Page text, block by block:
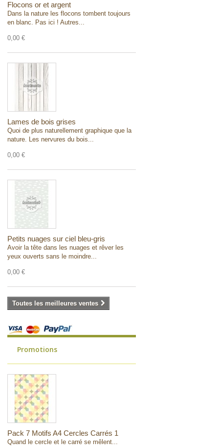
Flocons or et argent
Dans la nature les flocons tombent toujours
en blanc. Pas ici ! Autres...
0,00 €
Lames de bois grises
Quoi de plus naturellement graphique que la
nature. Les nervures du bois...
0,00 €
Petits nuages sur ciel bleu-gris
Avoir la tête dans les nuages et rêver les
yeux ouverts sans le moindre...
0,00 €
Toutes les meilleures ventes
Promotions
Pack 7 Motifs A4 Cercles Carrés 1
Quand le cercle et le carré se mêlent...